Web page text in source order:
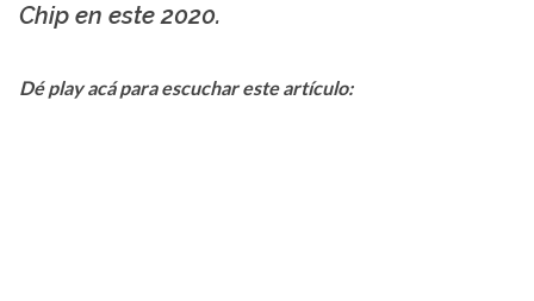
Chip en este 2020.
Dé play acá para escuchar este artículo: